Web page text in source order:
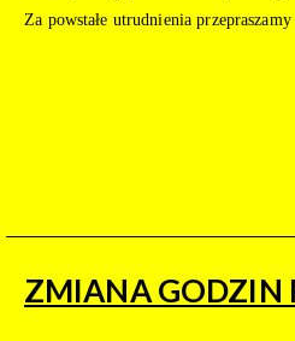
Za powstałe utrudnienia przepraszamy
ZMIANA GODZIN